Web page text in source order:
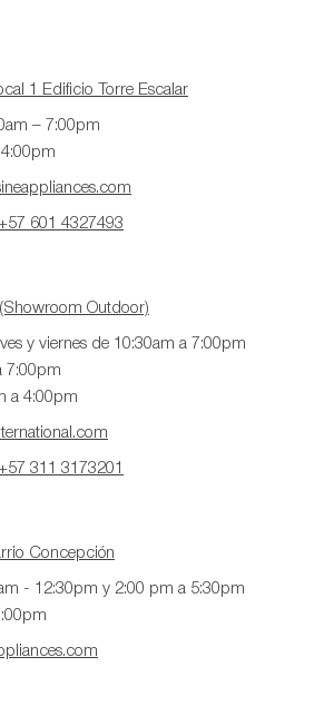
1 Edificio Torre Escalar
– 7:00pm
601 4327493
Outdoor)
y viernes de 10:30am a 7:00pm
7:00pm
a 4:00pm
311 3173201
Concepción
- 12:30pm y 2:00 pm a 5:30pm